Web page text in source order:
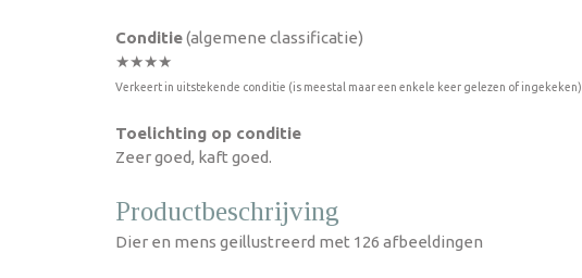
Conditie(algemene classificatie)
★★★★
Verkeert in uitstekende conditie (is meestal maar een enkele keer gelezen of ingekeken)
Toelichting op conditie
Zeer goed, kaft goed.
Productbeschrijving
Dier en mens geillustreerd met 126 afbeeldingen